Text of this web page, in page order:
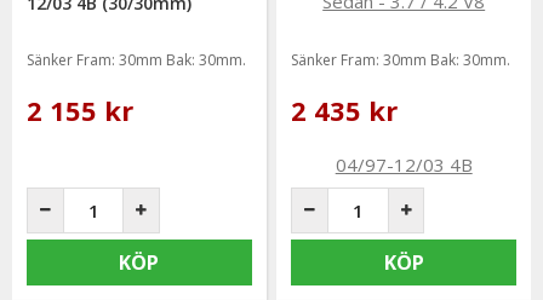
Sänker Fram: 30mm Bak: 30mm.
2 155 kr
KÖP
Sänker Fram: 30mm Bak: 30mm.
2 435 kr
KÖP